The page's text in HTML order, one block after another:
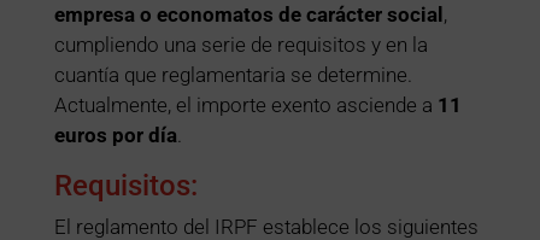
empresa o economatos de carácter social,
cumpliendo una serie de requisitos y en la
cuantía que reglamentaria se determine.
Actualmente, el importe exento asciende a 11
euros por día
Requisitos:
El reglamento del IRPF establece los siguientes